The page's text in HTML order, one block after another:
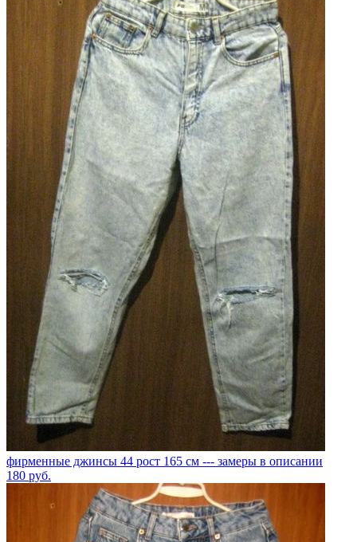
фирменные джинсы 44 рост 165 см --- замеры в описании
180 руб.